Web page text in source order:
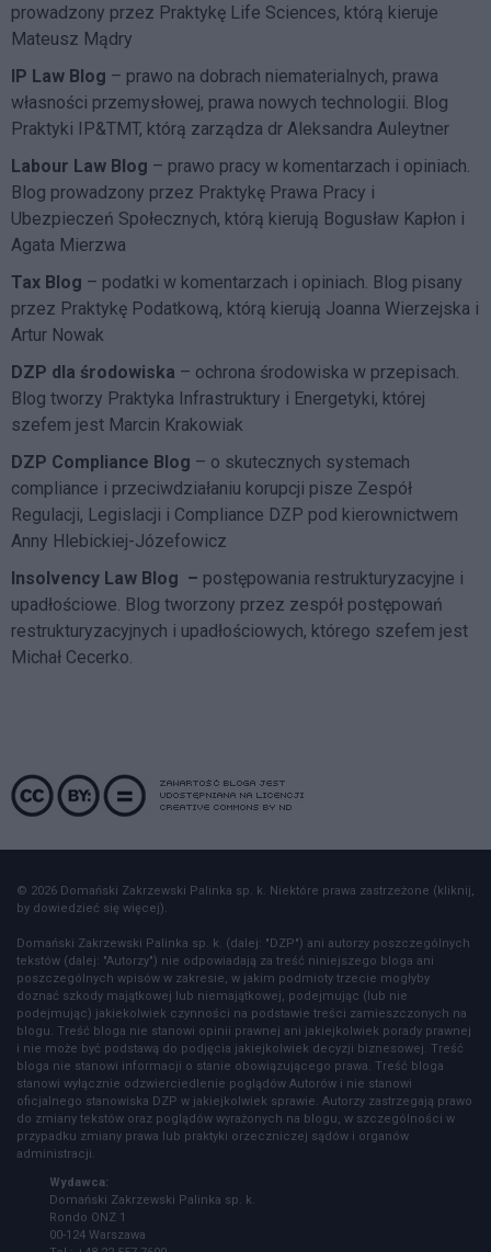
prowadzony przez Praktykę Life Sciences, którą kieruje
Mateusz Mądry
IP Law Blog – prawo na dobrach niematerialnych, prawa
własności przemysłowej, prawa nowych technologii. Blog
Praktyki IP&TMT, którą zarządza dr Aleksandra Auleytner
Labour Law Blog – prawo pracy w komentarzach i opiniach.
Blog prowadzony przez Praktykę Prawa Pracy i
Ubezpieczeń Społecznych, którą kierują Bogusław Kapłon i
Agata Mierzwa
Tax Blog – podatki w komentarzach i opiniach. Blog pisany
przez Praktykę Podatkową, którą kierują Joanna Wierzejska i
Artur Nowak
DZP dla środowiska – ochrona środowiska w przepisach.
Blog tworzy Praktyka Infrastruktury i Energetyki, której
szefem jest Marcin Krakowiak
DZP Compliance Blog – o skutecznych systemach
compliance i przeciwdziałaniu korupcji pisze Zespół
Regulacji, Legislacji i Compliance DZP pod kierownictwem
Anny Hlebickiej-Józefowicz
Insolvency Law Blog – postępowania restrukturyzacyjne i
upadłościowe. Blog tworzony przez zespół postępowań
restrukturyzacyjnych i upadłościowych, którego szefem jest
Michał Cecerko.
© 2026 Domański Zakrzewski Palinka sp. k. Niektóre prawa zastrzeżone (kliknij,
by dowiedzieć się więcej).
Domański Zakrzewski Palinka sp. k. (dalej: "DZP") ani autorzy poszczególnych
tekstów (dalej: "Autorzy") nie odpowiadają za treść niniejszego bloga ani
poszczególnych wpisów w zakresie, w jakim podmioty trzecie mogłyby
doznać szkody majątkowej lub niemajątkowej, podejmując (lub nie
podejmując) jakiekolwiek czynności na podstawie treści zamieszczonych na
blogu. Treść bloga nie stanowi opinii prawnej ani jakiejkolwiek porady prawnej
i nie może być podstawą do podjęcia jakiejkolwiek decyzji biznesowej. Treść
bloga nie stanowi informacji o stanie obowiązującego prawa. Treść bloga
stanowi wyłącznie odzwierciedlenie poglądów Autorów i nie stanowi
oficjalnego stanowiska DZP w jakiejkolwiek sprawie. Autorzy zastrzegają prawo
do zmiany tekstów oraz poglądów wyrażonych na blogu, w szczególności w
przypadku zmiany prawa lub praktyki orzeczniczej sądów i organów
administracji.
Wydawca:
Domański Zakrzewski Palinka sp. k.
Rondo ONZ 1
00-124 Warszawa